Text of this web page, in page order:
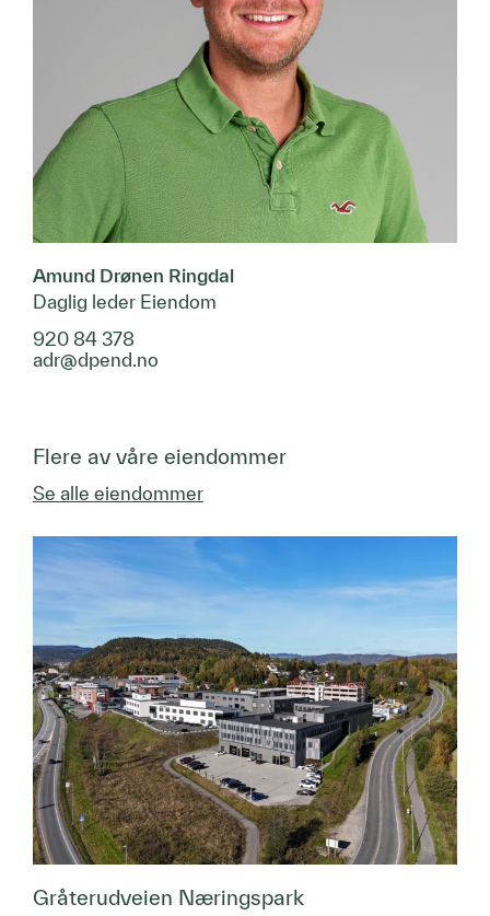
Amund Drønen Ringdal
Daglig leder Eiendom
920 84 378
adr@dpend.no
Flere av våre eiendommer
Se alle eiendommer
Gråterudveien Næringspark